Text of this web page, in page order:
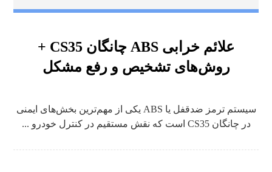
علائم خرابی ABS چانگان CS35 +
روش‌های تشخیص و رفع مشکل
سیستم ترمز ضدقفل یا ABS یکی از مهم‌ترین بخش‌های ایمنی
در چانگان CS35 است که نقش مستقیم در کنترل خودرو ...